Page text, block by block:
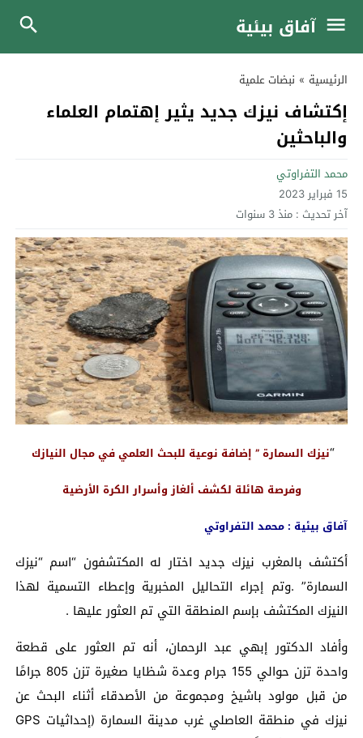
آفاق بيئية
الرئيسية » نبضات علمية
إكتشاف نيزك جديد يثير إهتمام العلماء
والباحثين
محمد التفراوتي
15 فبراير 2023
آخر تحديث : منذ 3 سنوات
“نيزك السمارة ” إضافة نوعية للبحث العلمي في مجال النيازك
وفرصة هائلة لكشف ألغاز وأسرار الكرة الأرضية
آفاق بيئية : محمد التفراوتي
أكتشف بالمغرب نيزك جديد اختار له المكتشفون “اسم “نيزك
السمارة” .وتم إجراء التحاليل المخبرية وإعطاء التسمية لهذا
النيزك المكتشف بإسم المنطقة التي تم العثور عليها .
وأفاد الدكتور إبهي عبد الرحمان، أنه تم العثور على قطعة
واحدة تزن حوالي 155 جرام وعدة شظايا صغيرة تزن 805 جرامًا
من قبل مولود باشيخ ومجموعة من الأصدقاء أثناء البحث عن
نيزك في منطقة العاصلي غرب مدينة السمارة (إحداثيات GPS